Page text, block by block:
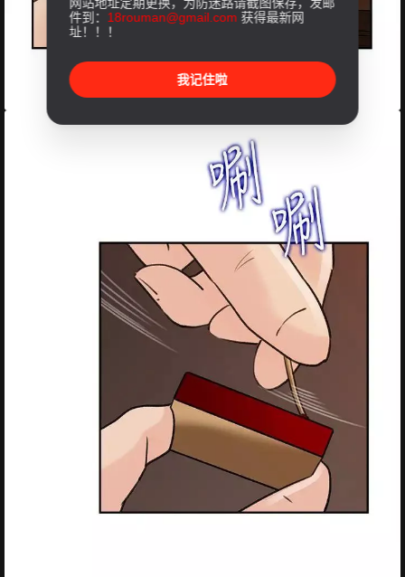
件到： 18rouman@gmail.com 获得最新网
址！！！
我记住啦